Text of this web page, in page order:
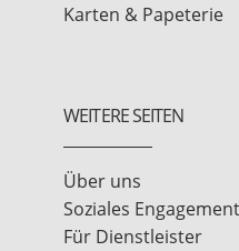
Karten & Papeterie
WEITERE SEITEN
Über uns
Soziales Engagement
Für Dienstleister